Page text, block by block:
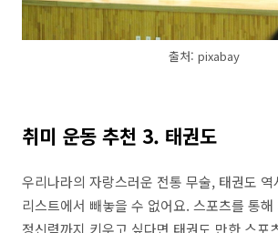
출처: pixabay
취미 운동 추천 3. 태권도
우리나라의 자랑스러운 전통 무술, 태권도 역
리스트에서 빼놓을 수 없어요. 스포츠를 통
정신력까지 키우고 싶다면 태권도 만한 스포